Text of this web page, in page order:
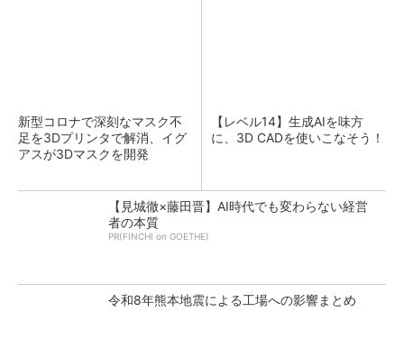
新型コロナで深刻なマスク不
足を3Dプリンタで解消、イグ
アスが3Dマスクを開発
【レベル14】生成AIを味方
に、3D CADを使いこなそう！
【見城徹×藤田晋】AI時代でも変わらない経営
者の本質
PR(FINCHI on GOETHE)
令和8年熊本地震による工場への影響まとめ